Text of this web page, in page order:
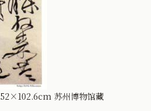
苏州博物馆藏